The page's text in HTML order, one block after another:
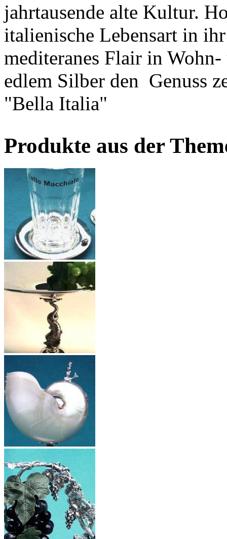
jahrtausende alte Kultur.
italienische Lebensart in ihr
mediteranes Flair in Wohn-
edlem Silber den Genuss
"Bella Italia"
Produkte aus der